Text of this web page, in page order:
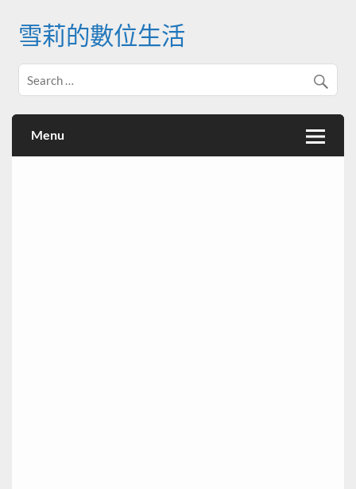
content雪莉的數位生活
Menu